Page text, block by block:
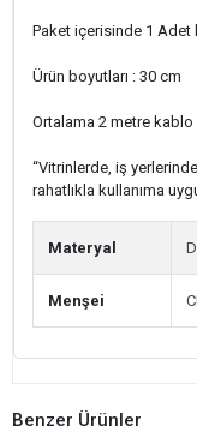
Paket içerisinde 1 Adet
Ürün boyutları : 30 cm
Ortalama 2 metre kablo
“Vitrinlerde, iş
rahatlıkla kullanıma
Materyal
Menşei
Benzer Ürünler